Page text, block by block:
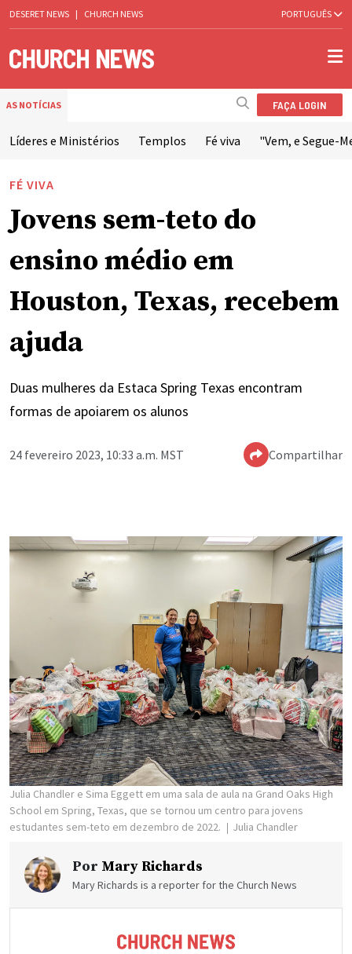
DESERET NEWS | CHURCH NEWS PORTUGUÊS
AS NOTÍCIAS FAÇA LOGIN
Líderes e Ministérios Templos Fé viva "Vem, e Segue-
FÉ VIVA
Jovens sem-teto do
ensino médio em
Houston, Texas, recebem
ajuda
Duas mulheres da Estaca Spring Texas encontram
formas de apoiarem os alunos
24 fevereiro 2023, 10:33 a.m. MST Compartilhar
Julia Chandler e Sima Eggett em uma sala de aula na Grand Oaks High
School em Spring, Texas, que se tornou um centro para jovens
estudantes sem-teto em dezembro de 2022.
Julia Chandler
Por Mary Richards
Mary Richards is a reporter for the Church News